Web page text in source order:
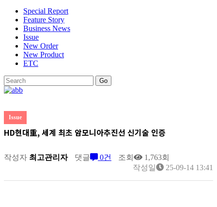
Special Report
Feature Story
Business News
Issue
New Order
New Product
ETC
Go
Issue
HD현대重, 세계 최초 암모니아추진선 신기술 인증
작성자 최고관리자 댓글 0건 조회
1,763회
작성일
25-09-14 13:41